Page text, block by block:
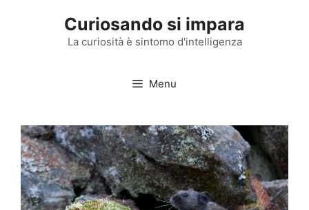
Curiosando si impara
La curiosità è sintomo d'intelligenza
Menu